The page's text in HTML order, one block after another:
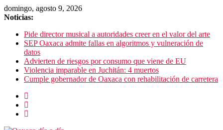
domingo, agosto 9, 2026
Noticias:
Pide director musical a autoridades creer en el valor del arte
SEP Oaxaca admite fallas en algoritmos y vulneración de
datos
Advierten de riesgos por consumo que viene de EU
Violencia imparable en Juchitán: 4 muertos
Cumple gobernador de Oaxaca con rehabilitación de carretera